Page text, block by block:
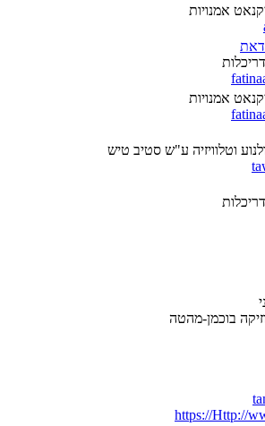
אמנויות
אמנויות
וטלוויזיה ע"ש סטיב טיש
בוכמן-מהטה
https://Http://